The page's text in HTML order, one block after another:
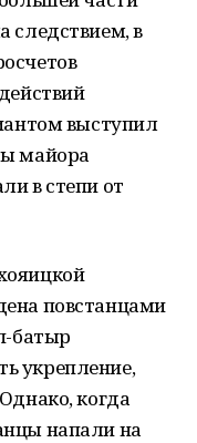
следствием, в
выступил
майора
в степи от
повстанцами
батыр
укрепление,
когда
напали на